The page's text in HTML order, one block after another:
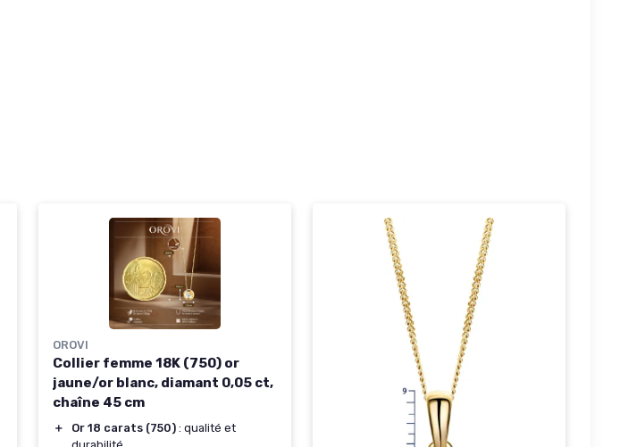
OROVI
Collier femme 18K (750) or
jaune/or blanc, diamant 0,05 ct,
chaîne 45 cm
＋ Or 18 carats (750) : qualité et